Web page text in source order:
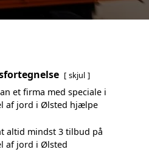
skjul
et firma med speciale i
af jord i Ølsted hjælpe
altid mindst 3 tilbud på
af jord i Ølsted